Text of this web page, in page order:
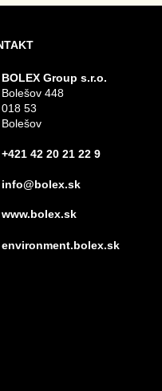
BOLEX Group s.r.o.
Bolešov 448
018 53
Bolešov
+421 42 20 21 22 9
info@bolex.sk
www.bolex.sk
environment.bolex.sk